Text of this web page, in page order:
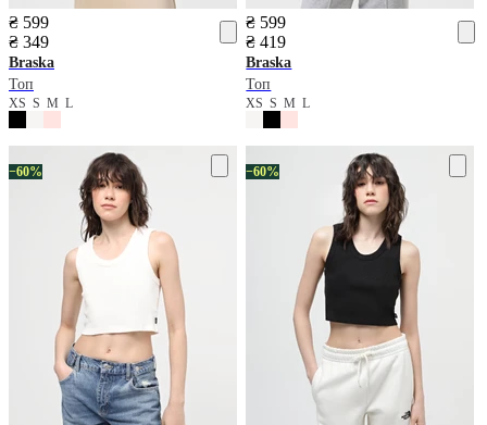
₴ 599
₴ 349
Braska
Топ
XS S M L
₴ 599
₴ 419
Braska
Топ
XSSML
−60% −60%